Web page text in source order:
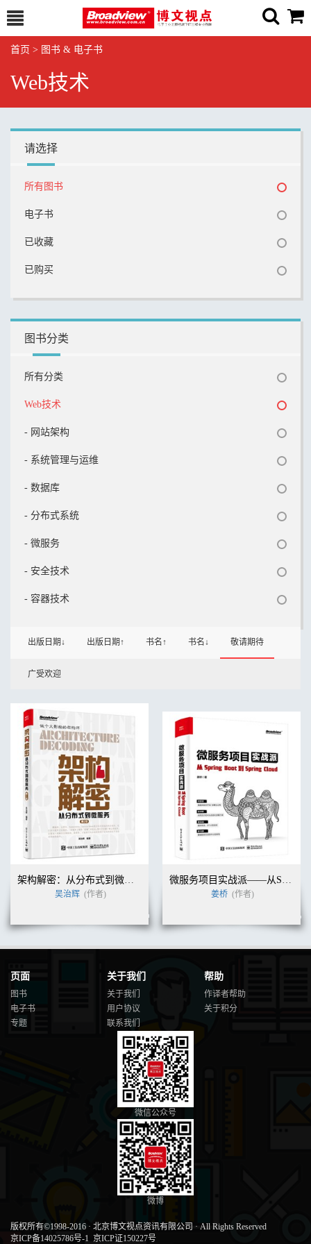
首页 > 图书 & 电子书
Web技术
请选择
所有图书
电子书
已收藏
已购买
图书分类
所有分类
Web技术
- 网站架构
- 系统管理与运维
- 数据库
- 分布式系统
- 微服务
- 安全技术
- 容器技术
出版日期↓ 出版日期↑ 书名↑ 书名↓ 敬请期待
广受欢迎
架构解密：从分布式到微服务（第2版）
吴治辉 (作者)
微服务项目实战派——从Spring Boot到Spring Cloud
姜桥 (作者)
页面
图书
电子书
专题
关于我们
关于我们
用户协议
联系我们
帮助
作译者帮助
关于积分
微信公众号
微博
版权所有©1998-2016 · 北京博文视点资讯有限公司 · All Rights Reserved
京ICP备14025786号-1 京ICP证150227号